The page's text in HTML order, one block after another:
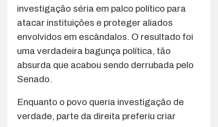
investigação séria em palco político para
atacar instituições e proteger aliados
envolvidos em escândalos. O resultado foi
uma verdadeira bagunça política, tão
absurda que acabou sendo derrubada pelo
Senado.
Enquanto o povo queria investigação de
verdade, parte da direita preferiu criar